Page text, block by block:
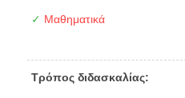
✓ Μαθηματικά
Τρόπος διδασκαλίας: